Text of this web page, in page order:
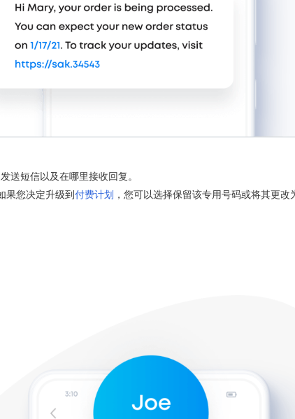
送短信以及在哪里接收回复。
果您决定升级到 付费计划 ，您可以选择保留该专用号码或将其更